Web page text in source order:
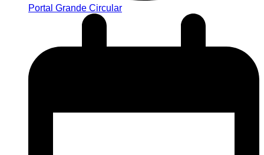
Portal Grande Circular